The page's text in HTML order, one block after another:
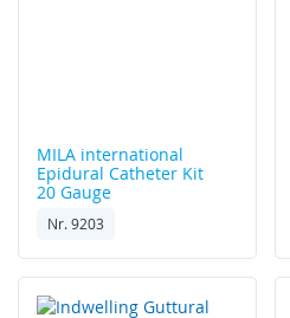
MILA international
Epidural Catheter Kit
20 Gauge
Nr. 9203